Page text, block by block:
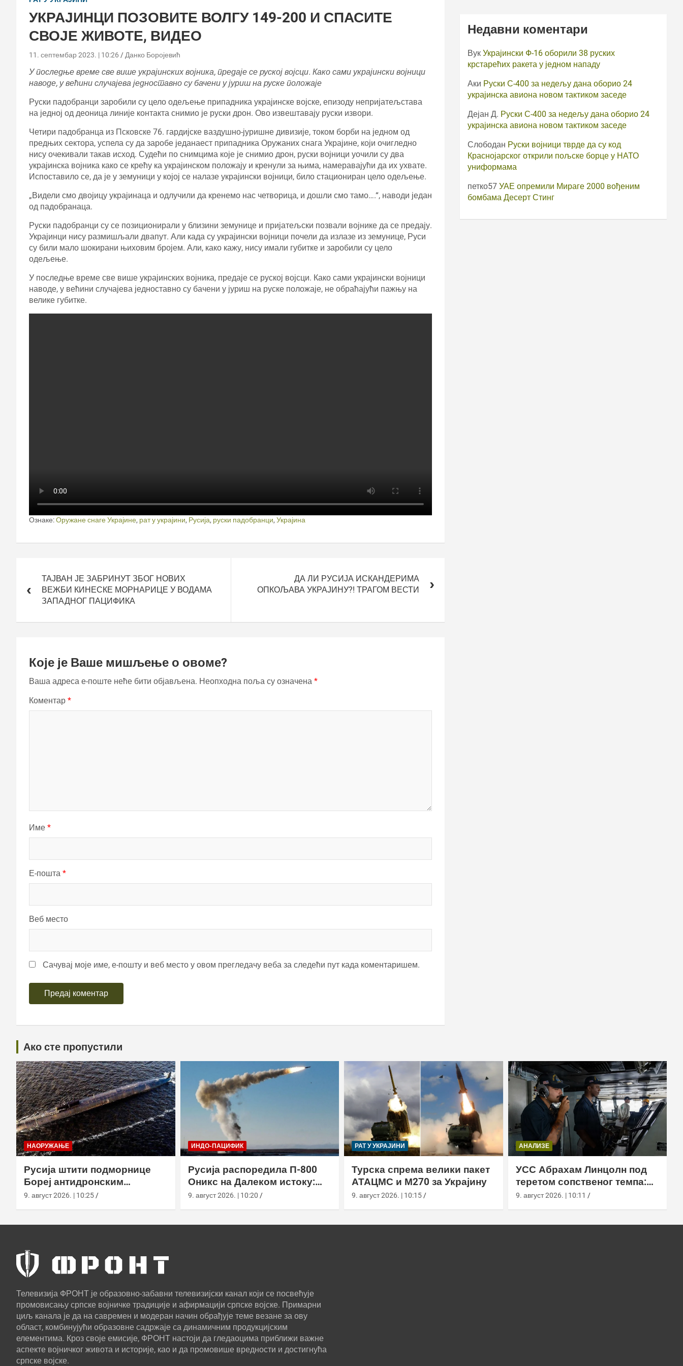
УКРАЈИНЦИ ПОЗОВИТЕ ВОЛГУ 149-200 И СПАСИТЕ
СВОЈЕ ЖИВОТЕ, ВИДЕО
11. септембар 2023. | 10:26 Данко Боројевић
У последње време све више украјинских војника, предаје се руској војсци. Како сами украјински војници
наводе, у већини случајева једноставно су бачени у јуриш на руске положаје
Руски падобранци заробили су цело одељење припадника украјинске војске, епизоду непријатељстава
на једној од деоница линије контакта снимио је руски дрон. Ово извештавају руски извори.
Четири падобранца из Псковске 76. гардијске ваздушно-јуришне дивизије, током борби на једном од
предњих сектора, успела су да заробе једанаест припадника Оружаних снага Украјине, који очигледно
нису очекивали такав исход. Судећи по снимцима које је снимио дрон, руски војници уочили су два
украјинска војника како се крећу ка украјинском положају и кренули за њима, намеравајући да их ухвате.
Испоставило се, да је у земуници у којој се налазе украјински војници, било стациониран цело одељење.
„Видели смо двојицу украјинаца и одлучили да кренемо нас четворица, и дошли смо тамо….“, наводи један
од падобранаца.
Руски падобранци су се позиционирали у близини земунице и пријатељски позвали војнике да се предају.
Украјинци нису размишљали двапут. Али када су украјински војници почели да излазе из земунице, Руси
су били мало шокирани њиховим бројем. Али, како кажу, нису имали губитке и заробили су цело
одељење.
У последње време све више украјинских војника, предаје се руској војсци. Како сами украјински војници
наводе, у већини случајева једноставно су бачени у јуриш на руске положаје, не обраћајући пажњу на
велике губитке.
Ознаке:Оружане снаге Украјине, рат у украјини, Русија, руски падобранци, Украјина
чланкаТАЈВАН ЈЕ ЗАБРИНУТ ЗБОГ НОВИХ
ВЕЖБИ КИНЕСКЕ МОРНАРИЦЕ У ВОДАМА
ЗАПАДНОГ ПАЦИФИКА
ДА ЛИ РУСИЈА ИСКАНДЕРИМА
ОПКОЉАВА УКРАЈИНУ?! ТРАГОМ ВЕСТИ
Које је Ваше мишљење о овоме?
Ваша адреса е-поште неће бити објављена. Неопходна поља су означена *
Коментар *
Име *
Е-пошта *
Веб место
Сачувај моје име, е-пошту и веб место у овом прегледачу веба за следећи пут када коментаришем.
Недавни коментари
Вук Украјински Ф-16 оборили 38 руских
крстарећих ракета у једном нападу
Аки Руски С-400 за недељу дана оборио 24
украјинска авиона новом тактиком заседе
Дејан Д. Руски С-400 за недељу дана оборио 24
украјинска авиона новом тактиком заседе
Слободан Руски војници тврде да су код
Краснојарског открили пољске борце у НАТО
униформама
петко57 УАЕ опремили Мираге 2000 вођеним
бомбама Десерт Стинг
Ако сте пропустили
НАОРУЖАЊЕ
Русија штити подморнице
Бореј антидронским
мрежама у бази на Камчатки
9. август 2026. | 10:25
ИНДО-ПАЦИФИК
Русија распоредила П-800
Оникс на Далеком истоку:
„Бастион“ покрива Куриле,
9. август 2026. | 10:20
РАТ У УКРАЈИНИ
Турска спрема велики пакет
АТАЦМС и М270 за Украјину
9. август 2026. | 10:15
АНАЛИЗЕ
УСС Абрахам Линцолн под
теретом сопственог темпа:
исцрпљена посада,
9. август 2026. | 10:11
Телевизија ФРОНТ је образовно-забавни телевизијски канал који се посвећује
промовисању српске војничке традиције и афирмацији српске војске. Примарни
циљ канала је да на савремен и модеран начин обрађује теме везане за ову
област, комбинујући образовне садржаје са динамичним продукцијским
елементима. Кроз своје емисије, ФРОНТ настоји да гледаоцима приближи важне
аспекте војничког живота и историје, као и да промовише вредности и достигнућа
српске војске.